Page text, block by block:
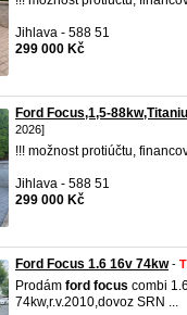
Jihlava - 588 51
299 000 Kč
Ford Focus,1,5-
2026]
!!! možnost protiúčtu,
Jihlava - 588 51
299 000 Kč
Ford Focus 1.6 16v 74kw-
Prodám ford focus combi
74kw,r.v.2010,dovoz SRN ...